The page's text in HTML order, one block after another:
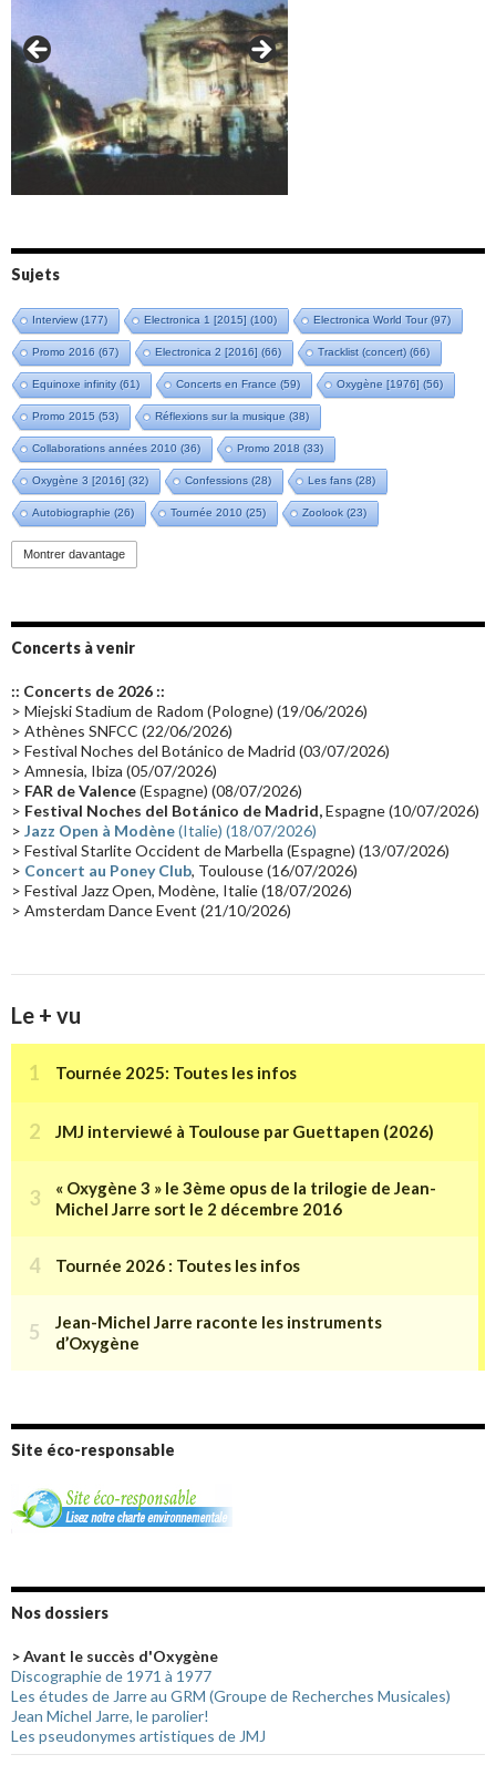
Amazônia (2021)
Oxymore (2022)
Versailles 400 (2024)
Live in Bratislava (2025)
Sujets
Interview(177) Electronica 1 [2015] (100) Electronica World Tour(97)
Promo 2016 (67) Electronica 2 [2016] (66) Tracklist (concert) (66)
Equinoxe infinity(61) Concerts en France (59) Oxygène [1976] (56)
Promo 2015 (53) Réflexions sur la musique (38)
Collaborations années 2010 (36) Promo 2018 (33)
Oxygène 3 [2016] (32) Confessions (28) Les fans (28)
Autobiographie (26) Tournée 2010 (25) Zoolook (23)
Promo 2019(23)
Groupe de Recherche Musicale
Passages radio Vidéo Jarrecast (16) Synthé 80's
Les concerts en Chine(16) Cinéma
Synthé Roland(15) Belgique(15)
(14) Astronomie (14)
Tournée 2025(14) 2024(14) Chine(13)
Montrer davantage
Concerts à venir
:: Concerts de 2026 ::
> Miejski Stadium de Radom (Pologne) (19/06/2026)
> Athènes SNFCC (22/06/2026)
> Festival Noches del Botánico de Madrid (03/07/2026)
> Amnesia, Ibiza (05/07/2026)
> FAR de Valence(Espagne) (08/07/2026)
> Festival Noches del Botánico de Madrid,Espagne (10/07/2026)
> Jazz Open à Modène(Italie) (18/07/2026)
> Festival Starlite Occident de Marbella (Espagne) (13/07/2026)
> Concert au Poney Club, Toulouse (16/07/2026)
> Festival Jazz Open, Modène, Italie (18/07/2026)
> Amsterdam Dance Event (21/10/2026)
Le + vu
Site éco-responsable
Nos dossiers
> Avant le succès d'Oxygène
Discographie de 1971 à 1977
Les études de Jarre au GRM (Groupe de Recherches Musicales)
Jean Michel Jarre, le parolier!
Les pseudonymes artistiques de JMJ